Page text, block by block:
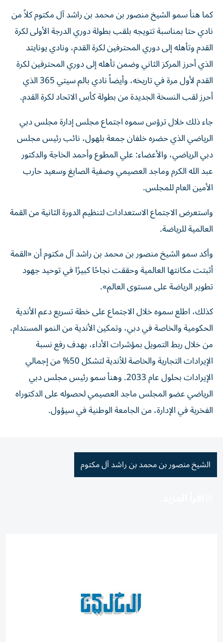
كما هنأ سمو الشيخ منصور بن محمد بن راشد آل مكتوم كلاً من
نادي حتا بمناسبة تتويجه بلقب بطولة دوري الدرجة الأولى لكرة
القدم وتأهله إلى دوري المحترفين لكرة القدم، ونادي يونايتد
الذي أحرز المركز الثاني وضمن تأهله إلى دوري المحترفين لكرة
القدم لأول مرة في تاريخه، وأيضاً نادي بالم سيتي 365 الذي
أحرز لقب النسخة الجديدة من بطولة كأس الاتحاد لكرة القدم.
جاء ذلك خلال ترؤس سموه اجتماع مجلس إدارة مجلس دبي
الرياضي الذي حضره خلفان جمعة بلهول، نائب رئيس مجلس
دبي الرياضي، والأعضاء: علي المطوع وأحمد الخاجة والدكتور
عبد الله الكرم وماجد العصيمي وصفية الصايغ وسعيد حارب
الأمين العام للمجلس.
واستعرض الاجتماع الاستعدادات لتنظيم الدورة الثانية من القمة
العالمية للرياضة.
وأكد سمو الشيخ منصور بن محمد بن راشد آل مكتوم أن «القمة
أثبتت مكانتها العالمية وحققت نجاحًا كبيرًا في توحيد جهود
تطوير الرياضة على مستوى العالم».
كذلك، اطلع سموه خلال الاجتماع على خطة تسريع دعم الأندية
الحكومية والخاصة في دبي، وتمكين الأندية من النمو المستدام،
من خلال ربط التمويل بمؤشرات الأداء، بهدف رفع نسبة
الإيرادات التجارية والخاصة للأندية لتشكل 50% من إجمالي
الإيرادات بحلول عام 2033. وهنأ سمو رئيس مجلس دبي
الرياضي عضو المجلس ماجد العصيمي لحصوله على الدكتوراه
الفخرية في الإدارة، من الجامعة الوطنية في سيؤول.
الشيخ منصور بن محمد بن راشد آل مكتوم